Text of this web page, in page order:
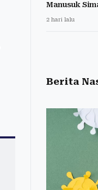
Manusuk
2 hari lalu
Berita